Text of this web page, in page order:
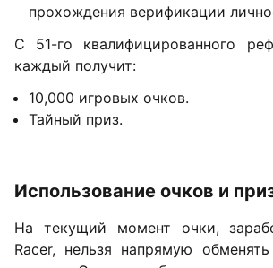
прохождения верификации
С 51-го квалифицированного
каждый получит:
10,000 игровых очков.
Тайный приз.
Использование очков и
На текущий момент очки,
Racer, нельзя напрямую